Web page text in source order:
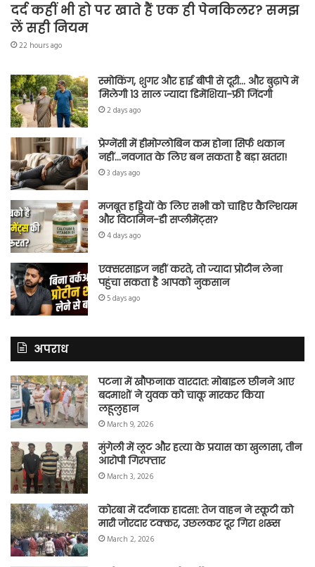
दर्द कहीं भी हो पर खाते हैं एक ही पेनकिलर? समझ
लें सही नियम
22 hours ago
स्मोकिंग, शुगर और हाई बीपी से दूरी… और बुढ़ापे में
मिलेगी 13 साल ज्यादा डिमेंशिया-फ्री जिंदगी
2 days ago
प्रेग्नेंसी में हीमोग्लोबिन कम होना सिर्फ थकान
नहीं…नवजात के लिए बन सकता है बड़ा खतरा!
3 days ago
मजबूत हड्डियों के लिए सभी को चाहिए कैल्शियम
और विटामिन-डी सप्लीमेंट्स?
4 days ago
एक्सरसाइज नहीं करते, तो ज्यादा प्रोटीन लेना
पहुंचा सकता है आपको नुकसान
5 days ago
अपराध
पटना में खौफनाक वारदात: मोबाइल छीनने आए
बदमाशों ने युवक को चाकू मारकर किया
लहूलुहान
March 9, 2026
मुंगेली में लूट और हत्या के प्रयास का खुलासा, तीन
आरोपी गिरफ्तार
March 3, 2026
कोरबा में दर्दनाक हादसा: तेज वाहन ने स्कूटी को
मारी जोरदार टक्कर, उछलकर दूर गिरा शख्स
March 2, 2026